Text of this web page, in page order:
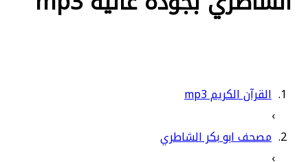
القرآن الكريم mp3
›
مصحف ابو بكر الشاطري